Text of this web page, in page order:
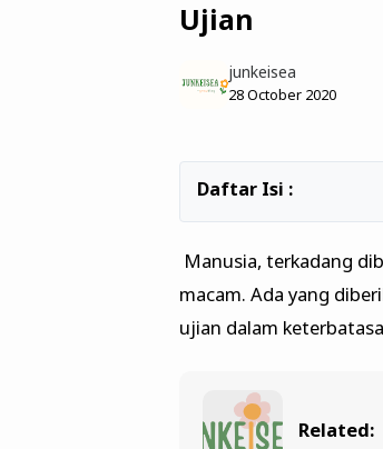
Ujian
junkeisea
28 October 2020
Manusia, terkadang
macam. Ada yang
ujian dalam
Related: